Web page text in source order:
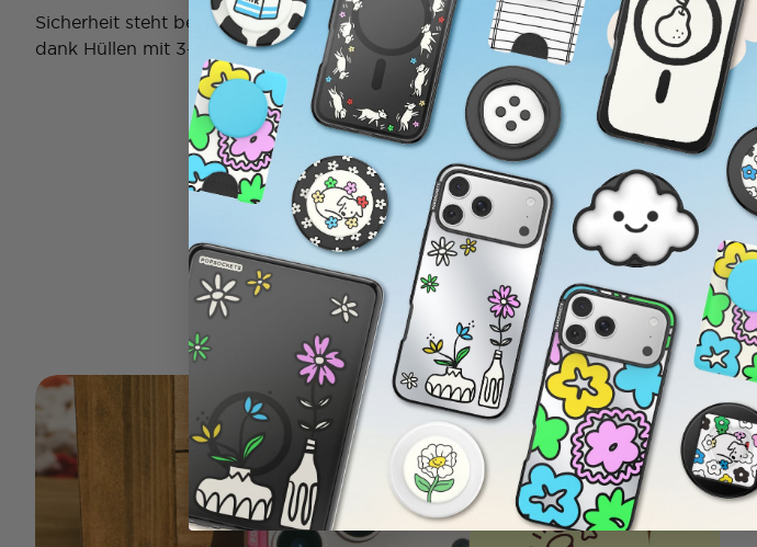
Sicherheit steht bei jedem Festival an erster Stelle auch für dein phone,
dank Hüllen mit 3-Meter-Sturzschutz